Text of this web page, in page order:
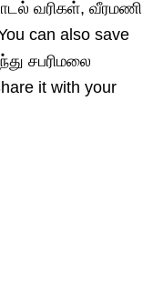
வரிகள், வீரமணி
can also save
சபரிமலை
it with your